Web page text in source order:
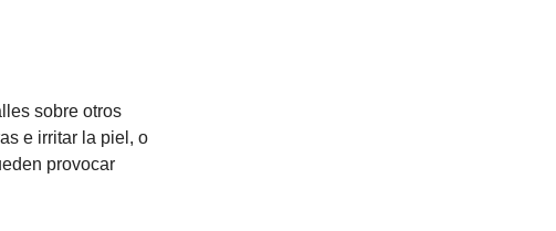
sobre otros
e irritar la piel, o
provocar